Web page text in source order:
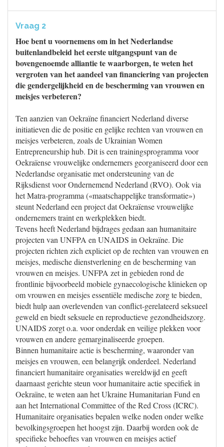
Vraag 2
Hoe bent u voornemens om in het Nederlandse
buitenlandbeleid het eerste uitgangspunt van de
bovengenoemde alliantie te waarborgen, te weten het
vergroten van het aandeel van financiering van projecten
die gendergelijkheid en de bescherming van vrouwen en
meisjes verbeteren?
Ten aanzien van Oekraïne financiert Nederland diverse
initiatieven die de positie en gelijke rechten van vrouwen en
meisjes verbeteren, zoals de Ukrainian Women
Entrepreneurship hub. Dit is een trainingsprogramma voor
Oekraïense vrouwelijke ondernemers georganiseerd door een
Nederlandse organisatie met ondersteuning van de
Rijksdienst voor Ondernemend Nederland (RVO). Ook via
het Matra-programma («maatschappelijke transformatie»)
steunt Nederland een project dat Oekraïense vrouwelijke
ondernemers traint en werkplekken biedt.
Tevens heeft Nederland bijdrages gedaan aan humanitaire
projecten van UNFPA en UNAIDS in Oekraïne. Die
projecten richten zich expliciet op de rechten van vrouwen en
meisjes, medische dienstverlening en de bescherming van
vrouwen en meisjes. UNFPA zet in gebieden rond de
frontlinie bijvoorbeeld mobiele gynaecologische klinieken op
om vrouwen en meisjes essentiële medische zorg te bieden,
biedt hulp aan overlevenden van conflict-gerelateerd seksueel
geweld en biedt seksuele en reproductieve gezondheidszorg.
UNAIDS zorgt o.a. voor onderdak en veilige plekken voor
vrouwen en andere gemarginaliseerde groepen.
Binnen humanitaire actie is bescherming, waaronder van
meisjes en vrouwen, een belangrijk onderdeel. Nederland
financiert humanitaire organisaties wereldwijd en geeft
daarnaast gerichte steun voor humanitaire actie specifiek in
Oekraïne, te weten aan het Ukraine Humanitarian Fund en
aan het International Committee of the Red Cross (ICRC).
Humanitaire organisaties bepalen welke noden onder welke
bevolkingsgroepen het hoogst zijn. Daarbij worden ook de
specifieke behoeftes van vrouwen en meisjes actief